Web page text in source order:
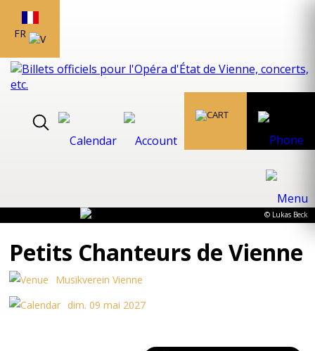
FR
© Lukas Beck
Petits Chanteurs de Vienne
Musikverein Vienne
dim. 09 mai 2027